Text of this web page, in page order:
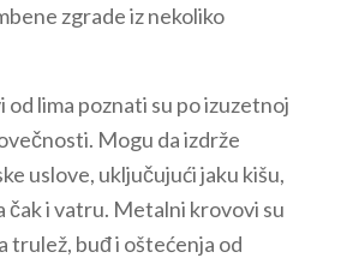
zgrade iz nekoliko
od lima poznati su po izuzetnoj
Mogu da izdrže
uslove, uključujući jaku kišu,
čak i vatru. Metalni krovovi su
trulež, buđ i oštećenja od